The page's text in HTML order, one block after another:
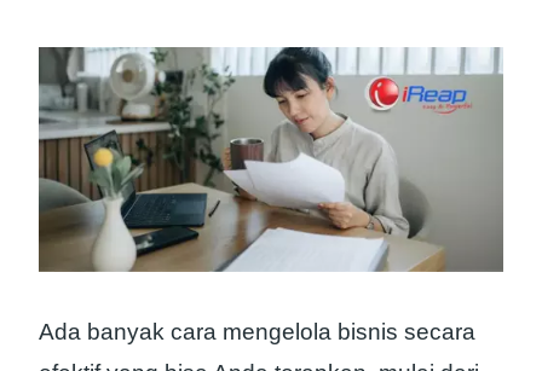
Ada banyak cara mengelola bisnis secara